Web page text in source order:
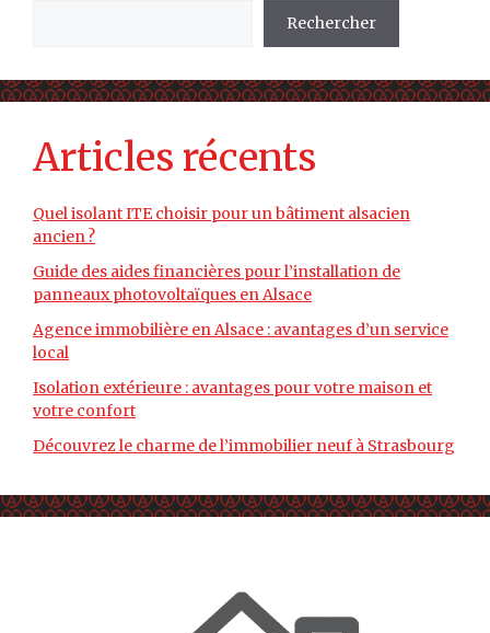
Rechercher
Articles récents
Quel isolant ITE choisir pour un bâtiment alsacien
ancien ?
Guide des aides financières pour l’installation de
panneaux photovoltaïques en Alsace
Agence immobilière en Alsace : avantages d’un service
local
Isolation extérieure : avantages pour votre maison et
votre confort
Découvrez le charme de l’immobilier neuf à Strasbourg